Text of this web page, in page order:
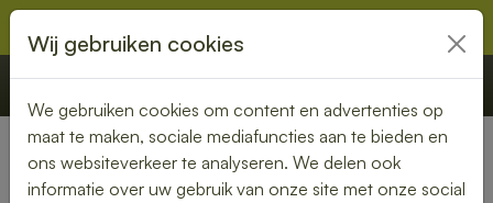
€ 0,00 Offerte Bestellen
Nederland» Aalsmeerderbrug
Wij gebruiken cookies
We gebruiken cookies om content en advertenties op
maat te maken, sociale mediafuncties aan te bieden en
ons websiteverkeer te analyseren. We delen ook
informatie over uw gebruik van onze site met onze social